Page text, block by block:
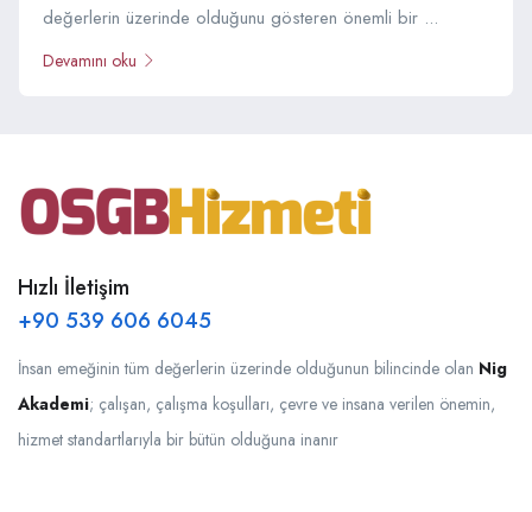
değerlerin üzerinde olduğunu gösteren önemli bir ...
Devamını oku
Hızlı İletişim
+90 539 606 6045
İnsan emeğinin tüm değerlerin üzerinde olduğunun bilincinde olan Nig
Akademi; çalışan, çalışma koşulları, çevre ve insana verilen önemin,
hizmet standartlarıyla bir bütün olduğuna inanır